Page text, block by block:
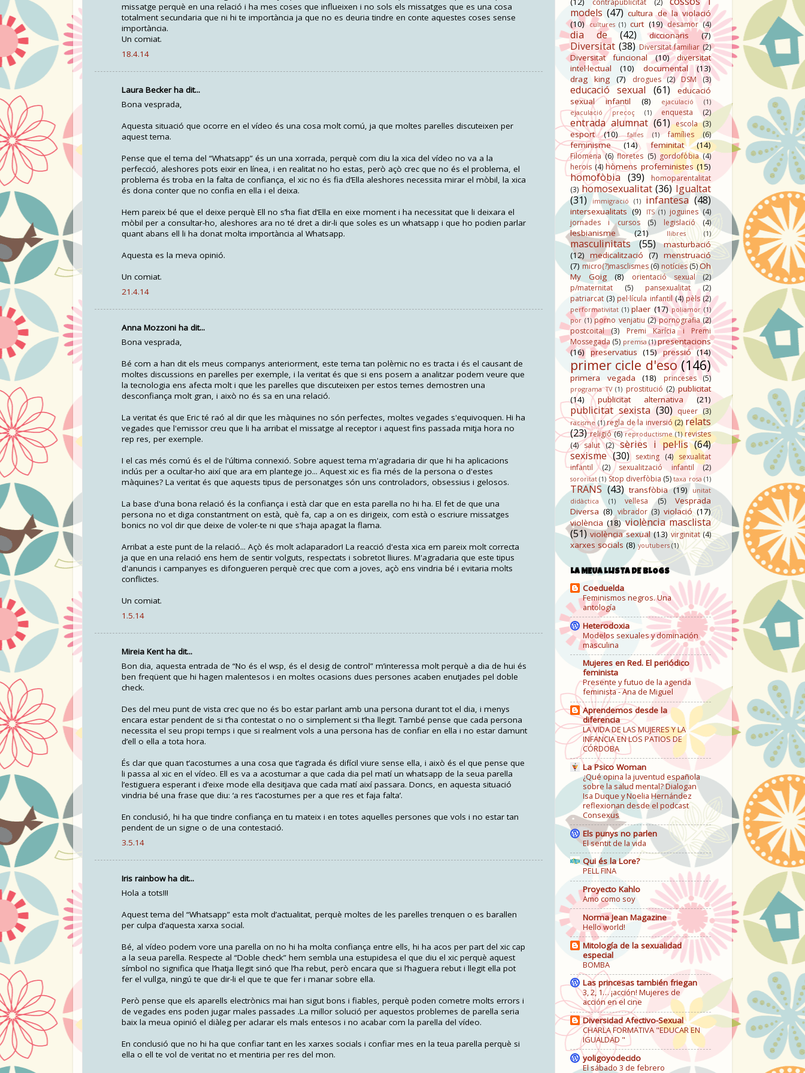
missatge perquè en una relació i ha mes coses que influeixen i no sols els missatges que es una cosa
totalment secundaria que ni hi te importància ja que no es deuria tindre en conte aquestes coses sense
importància.
Un comiat.
18.4.14
Laura Becker ha dit...
Bona vesprada,
Aquesta situació que ocorre en el vídeo és una cosa molt comú, ja que moltes parelles discuteixen per
aquest tema.
Pense que el tema del “Whatsapp” és un una xorrada, perquè com diu la xica del vídeo no va a la
perfecció, aleshores pots eixir en línea, i en realitat no ho estas, però açò crec que no és el problema, el
problema és troba en la falta de confiança, el xic no és fia d’Ella aleshores necessita mirar el mòbil, la xica
és dona conter que no confia en ella i el deixa.
Hem pareix bé que el deixe perquè Ell no s’ha fiat d’Ella en eixe moment i ha necessitat que li deixara el
mòbil per a consultar-ho, aleshores ara no té dret a dir-li que soles es un whatsapp i que ho podien parlar
quant abans ell li ha donat molta importància al Whatsapp.
Aquesta es la meva opinió.
Un comiat.
21.4.14
Anna Mozzoni ha dit...
Bona vesprada,
Bé com a han dit els meus companys anteriorment, este tema tan polèmic no es tracta i és el causant de
moltes discussions en parelles per exemple, i la veritat és que si ens posem a analitzar podem veure que
la tecnologia ens afecta molt i que les parelles que discuteixen per estos temes demostren una
desconfiança molt gran, i això no és sa en una relació.
La veritat és que Eric té raó al dir que les màquines no són perfectes, moltes vegades s'equivoquen. Hi ha
vegades que l'emissor creu que li ha arribat el missatge al receptor i aquest fins passada mitja hora no
rep res, per exemple.
I el cas més comú és el de l'última connexió. Sobre aquest tema m'agradaria dir que hi ha aplicacions
inclús per a ocultar-ho així que ara em plantege jo... Aquest xic es fia més de la persona o d'estes
màquines? La veritat és que aquests tipus de personatges són uns controladors, obsessius i gelosos.
La base d'una bona relació és la confiança i està clar que en esta parella no hi ha. El fet de que una
persona no et diga constantment on està, què fa, cap a on es dirigeix, com està o escriure missatges
bonics no vol dir que deixe de voler-te ni que s'haja apagat la flama.
Arribat a este punt de la relació... Açò és molt aclaparador! La reacció d'esta xica em pareix molt correcta
ja que en una relació ens hem de sentir volguts, respectats i sobretot lliures. M'agradaria que este tipus
d'anuncis i campanyes es difongueren perquè crec que com a joves, açò ens vindria bé i evitaria molts
conflictes.
Un comiat.
1.5.14
Mireia Kent ha dit...
Bon dia, aquesta entrada de “No és el wsp, és el desig de control” m’interessa molt perquè a dia de hui és
ben freqüent que hi hagen malentesos i en moltes ocasions dues persones acaben enutjades pel doble
check.
Des del meu punt de vista crec que no és bo estar parlant amb una persona durant tot el dia, i menys
encara estar pendent de si t’ha contestat o no o simplement si t’ha llegit. També pense que cada persona
necessita el seu propi temps i que si realment vols a una persona has de confiar en ella i no estar damunt
d’ell o ella a tota hora.
És clar que quan t’acostumes a una cosa que t’agrada és difícil viure sense ella, i això és el que pense que
li passa al xic en el vídeo. Ell es va a acostumar a que cada dia pel matí un whatsapp de la seua parella
l’estiguera esperant i d’eixe mode ella desitjava que cada matí així passara. Doncs, en aquesta situació
vindria bé una frase que diu: ‘a res t’acostumes per a que res et faja falta’.
En conclusió, hi ha que tindre confiança en tu mateix i en totes aquelles persones que vols i no estar tan
pendent de un signe o de una contestació.
3.5.14
Iris rainbow ha dit...
Hola a tots!!!
Aquest tema del “Whatsapp” esta molt d’actualitat, perquè moltes de les parelles trenquen o es barallen
per culpa d’aquesta xarxa social.
Bé, al vídeo podem vore una parella on no hi ha molta confiança entre ells, hi ha acos per part del xic cap
a la seua parella. Respecte al “Doble check” hem sembla una estupidesa el que diu el xic perquè aquest
símbol no significa que l’hatja llegit sinó que l’ha rebut, però encara que si l’haguera rebut i llegit ella pot
fer el vullga, ningú te que dir-li el que te que fer i manar sobre ella.
Però pense que els aparells electrònics mai han sigut bons i fiables, perquè poden cometre molts errors i
de vegades ens poden jugar males passades .La millor solució per aquestos problemes de parella seria
baix la meua opinió el diàleg per aclarar els mals entesos i no acabar com la parella del vídeo.
En conclusió que no hi ha que confiar tant en les xarxes socials i confiar mes en la teua parella perquè si
ella o ell te vol de veritat no et mentiria per res del mon.
models (47) cultura de la violació
(10) cultures (1) curt (19) desamor (4)
dia de (42) diccionaris (7)
Diversitat (38) Diversitat familiar (2)
Diversitat funcional (10)
diversitat
intel·lectual
(10) documental
(13)
drag king
(7) drogues (2) DSM (3)
educació sexual (61)
educació
sexual infantil
(8) ejaculació
(1)
ejaculació precoç
(1) enquesta (2)
entrada alumnat (61) escola (3)
esport (10) falles (1) famílies (6)
feminisme (14) feminitat (14)
Filomena (6) floretes (5) gordofòbia (4)
herois (4) hòmens profeministes (15)
homofòbia (39)
homoparentalitat
(3) homosexualitat (36) Igualtat
(31)
immigració (1) infantesa (48)
intersexualitats (9) ITS (1) joguines (4)
jornades i cursos
(5) legislació (4)
lesbianisme (21) llibres (1)
masculinitats (55)
masturbació
(12) medicalització (7) menstruació
(7) micro(?)masclismes (6) notícies(5)Oh
My Goig
(8) orientació sexual
(2)
p/maternitat
(5) pansexualitat
(2)
patriarcat (3) pel·lícula infantil (4) pèls (2)
performativitat (1) plaer (17) poliamor (1)
por (1) porno venjatiu (2) pornografia (2)
postcoital
(3)
Premi Karícia i Premi
Mossegada (5) premsa (1) presentacions
(16) preservatius (15) pressió (14)
primer cicle d'eso (146)
primera vegada (18) princeses (5)
programa TV (1) prostitució (2) publicitat
(14)
publicitat alternativa (21)
publicitat sexista (30) queer (3)
racisme (1) regla de la inversió (2) relats
(23) religió (6) reproductisme (1) revistes
(4) salut (2) sèries i pel·lis (64)
sexisme (30) sexting (4) sexualitat
infantil
(2) sexualització infantil (2)
sororitat (1) Stop diverfòbia (5) taxa rosa (1)
TRANS (43) transfòbia (19)
unitat
didàctica
(1) vellesa (5)
Vesprada
Diversa (8) vibrador (3) violació (17)
violència (18) violència masclista
(51) violència sexual (13) virginitat (4)
xarxes socials (8) youtubers (1)
LA MEUA LLISTA DE BLOGS
Coeduelda
Feminismos negros. Una
antología
Heterodoxia
Modelos sexuales y dominación
masculina
Mujeres en Red. El periódico
feminista
Presente y futuo de la agenda
feminista - Ana de Miguel
Aprendemos desde la
diferencia
LA VIDA DE LAS MUJERES Y LA
INFANCIA EN LOS PATIOS DE
CÓRDOBA
La Psico Woman
¿Qué opina la juventud española
sobre la salud mental? Dialogan
Isa Duque y Noelia Hernández
reflexionan desde el podcast
Consexus
Els punys no parlen
El sentit de la vida
Qui és la Lore?
PELL FINA
Proyecto Kahlo
Amo como soy
Norma Jean Magazine
Hello world!
Mitología de la sexualidad
especial
BOMBA
Las princesas también friegan
3, 2, 1… ¡acción! Mujeres de
acción en el cine
Diversidad Afectivo-Sexual
CHARLA FORMATIVA "EDUCAR EN
IGUALDAD "
yoligoyodecido
El sábado 3 de febrero